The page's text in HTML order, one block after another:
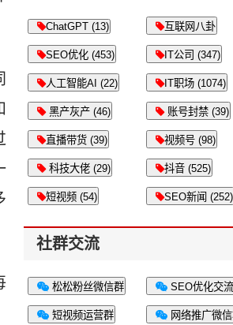
ChatGPT (13) 互联网八卦
SEO优化 (453) IT公司 (347)
人工智能AI (22) IT职场 (1074)
黑产灰产 (46) 账号封禁 (39)
直播带货 (39) 视频号 (98)
科技大佬 (29) 抖音 (525)
短视频 (54) SEO新闻 (252)
社群交流
松松粉丝微信群 SEO优化交
短视频运营群 网络推广微